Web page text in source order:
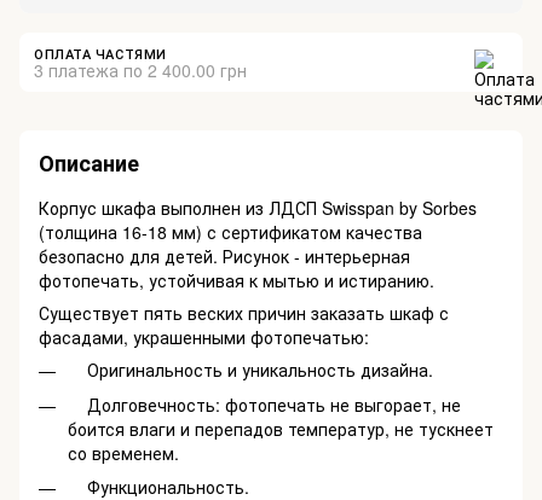
ОПЛАТА ЧАСТЯМИ
3 платежа по 2 400.00 грн
Описание
Корпус шкафа выполнен из ЛДСП Swisspan by Sorbes
(толщина 16-18 мм) с сертификатом качества
безопасно для детей. Рисунок - интерьерная
фотопечать, устойчивая к мытью и истиранию.
Существует пять веских причин заказать шкаф с
фасадами, украшенными фотопечатью:
Оригинальность и уникальность дизайна.
Долговечность: фотопечать не выгорает, не
боится влаги и перепадов температур, не тускнеет
со временем.
Функциональность.